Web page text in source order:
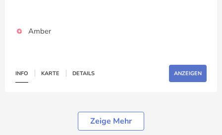
Amber
INFO KARTE DETAILS ANZEIGEN
Zeige Mehr